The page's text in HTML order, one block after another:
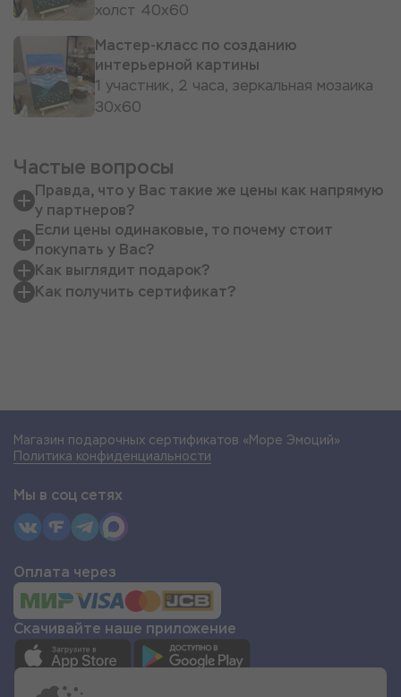
холст 40х60
Мастер-класс по созданию
интерьерной картины
1 участник, 2 часа, зеркальная мозаика
30х60
Частые вопросы
Правда, что у Вас такие же цены как напрямую
у партнеров?
Если цены одинаковые, то почему стоит
покупать у Вас?
Как выглядит подарок?
Как получить сертификат?
Магазин подарочных сертификатов «Море Эмоций»
Политика конфиденциальности
Мы в соц сетях
Оплата через
Скачивайте наше приложение